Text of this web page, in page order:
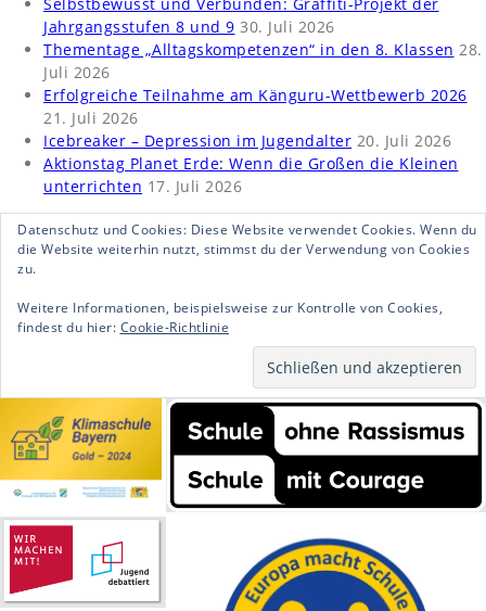
Jahrgangsstufen 8 und 9 30. Juli 2026
Thementage „Alltagskompetenzen“ in den 8. Klassen 28.
Juli 2026
Erfolgreiche Teilnahme am Känguru-Wettbewerb 2026
21. Juli 2026
Icebreaker – Depression im Jugendalter 20. Juli 2026
Aktionstag Planet Erde: Wenn die Großen die Kleinen
unterrichten 17. Juli 2026
Datenschutz und Cookies: Diese Website verwendet Cookies. Wenn du
die Website weiterhin nutzt, stimmst du der Verwendung von Cookies
zu.
Weitere Informationen, beispielsweise zur Kontrolle von Cookies,
findest du hier: Cookie-Richtlinie